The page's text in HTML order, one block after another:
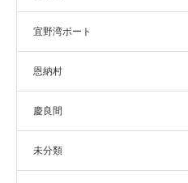
宜野湾ボート
恩納村
慶良間
未分類